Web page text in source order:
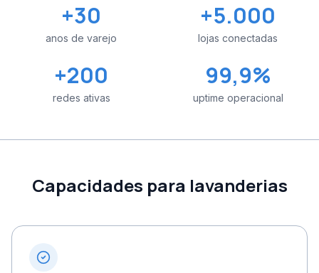
+30
anos de varejo
+5.000
lojas conectadas
+200
redes ativas
99,9%
uptime operacional
Capacidades para lavanderias